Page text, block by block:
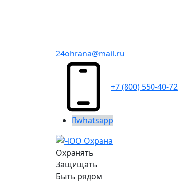
24ohrana@mail.ru
+7 (800) 550-40-72
whatsapp
Охранять
Защищать
Быть рядом